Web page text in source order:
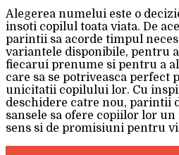
Alegerea numelui este o
insoti copilul toata viata. De
parintii sa acorde timpul
variantele disponibile, pentru
fiecarui prenume si pentru a
care sa se potriveasca perfect
unicitatii copilului lor. Cu
deschidere catre nou, parintii
sansele sa ofere copiilor lor
sens si de promisiuni pentru